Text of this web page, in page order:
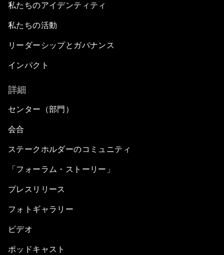
私たちのアイデンティティ
私たちの活動
リーダーシップとガバナンス
インパクト
詳細
センター（部門）
会合
ステークホルダーのコミュニティ
「フォーラム・ストーリー」
プレスリリース
フォトギャラリー
ビデオ
ポッドキャスト